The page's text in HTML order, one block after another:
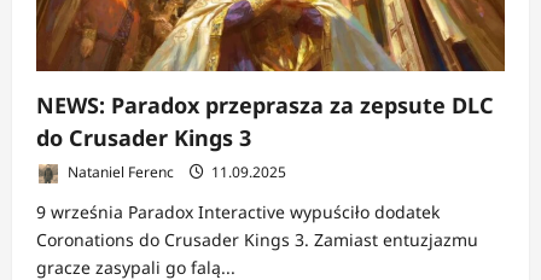
NEWS: Paradox przeprasza za zepsute DLC
do Crusader Kings 3
Nataniel Ferenc 11.09.2025
9 września Paradox Interactive wypuściło dodatek
Coronations do Crusader Kings 3. Zamiast entuzjazmu
gracze zasypali go falą...